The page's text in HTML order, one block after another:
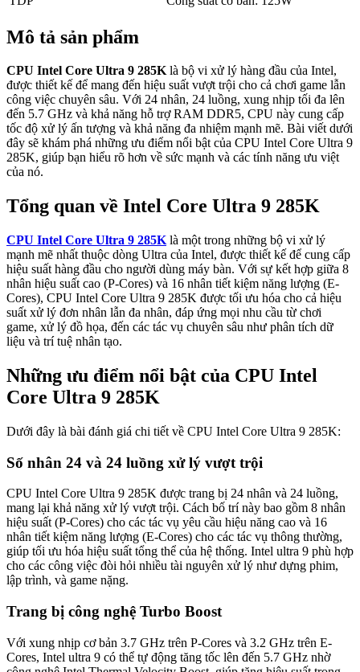
Mô tả sản phẩm
CPU Intel Core Ultra 9 285Klà bộ vi xử lý hàng đầu của Intel,
được thiết kế để mang đến hiệu suất vượt trội cho cả chơi game lẫn
công việc chuyên sâu. Với 24 nhân, 24 luồng, xung nhịp tối đa lên
đến 5.7 GHz và khả năng hỗ trợ RAM DDR5, CPU này cung cấp
tốc độ xử lý ấn tượng và khả năng đa nhiệm mạnh mẽ. Bài viết dưới
đây sẽ khám phá những ưu điểm nổi bật của CPU Intel Core Ultra 9
285K, giúp bạn hiểu rõ hơn về sức mạnh và các tính năng ưu việt
của nó.
Tổng quan về Intel Core Ultra 9 285K
CPU Intel Core Ultra 9 285K là một trong những bộ vi xử lý
mạnh mẽ nhất thuộc dòng Ultra của Intel, được thiết kế để cung cấp
hiệu suất hàng đầu cho người dùng máy bàn. Với sự kết hợp giữa 8
nhân hiệu suất cao (P-Cores) và 16 nhân tiết kiệm năng lượng (E-
Cores), CPU Intel Core Ultra 9 285K được tối ưu hóa cho cả hiệu
suất xử lý đơn nhân lẫn đa nhân, đáp ứng mọi nhu cầu từ chơi
game, xử lý đồ họa, đến các tác vụ chuyên sâu như phân tích dữ
liệu và trí tuệ nhân tạo.
Những ưu điểm nổi bật của CPU Intel
Core Ultra 9 285K
Dưới đây là bài đánh giá chi tiết về CPU Intel Core Ultra 9 285K:
Số nhân 24 và 24 luồng xử lý vượt trội
CPU Intel Core Ultra 9 285K được trang bị 24 nhân và 24 luồng,
mang lại khả năng xử lý vượt trội. Cách bố trí này bao gồm 8 nhân
hiệu suất (P-Cores) cho các tác vụ yêu cầu hiệu năng cao và 16
nhân tiết kiệm năng lượng (E-Cores) cho các tác vụ thông thường,
giúp tối ưu hóa hiệu suất tổng thể của hệ thống. Intel ultra 9 phù hợp
cho các công việc đòi hỏi nhiều tài nguyên xử lý như dựng phim,
lập trình, và game nặng.
Trang bị công nghệ Turbo Boost
Với xung nhịp cơ bản 3.7 GHz trên P-Cores và 3.2 GHz trên E-
Cores, Intel ultra 9 có thể tự động tăng tốc lên đến 5.7 GHz nhờ